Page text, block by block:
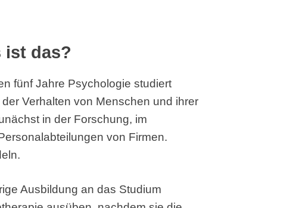
ist das?
fünf Jahre Psychologie studiert
Verhalten von Menschen und ihrer
in der Forschung, im
von Firmen.
Ausbildung an das Studium